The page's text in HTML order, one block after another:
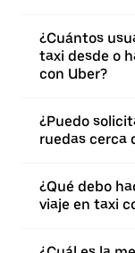
¿Cuántos
taxi desde o
con Uber?
¿Puedo
ruedas cerca
¿Qué debo
viaje en taxi